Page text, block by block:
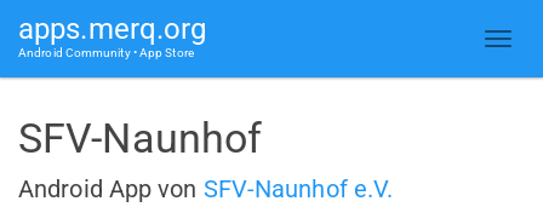
apps.merq.org
Android Community • App Store
SFV-Naunhof
Android App von SFV-Naunhof e.V.